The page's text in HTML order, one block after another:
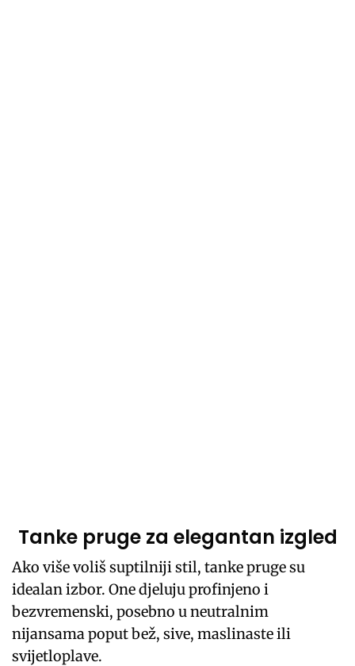
Tanke pruge za elegantan izgled
Ako više voliš suptilniji stil, tanke pruge su
idealan izbor. One djeluju profinjeno i
bezvremenski, posebno u neutralnim
nijansama poput bež, sive, maslinaste ili
svijetloplave.